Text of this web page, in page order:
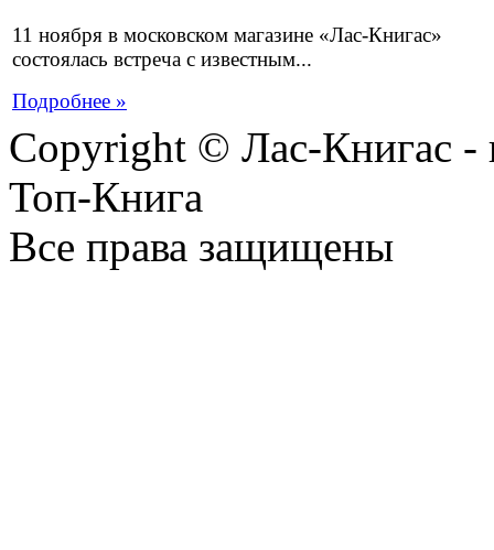
11 ноября в московском магазине «Лас-Книгас»
состоялась встреча с известным...
Подробнее »
Copyright © Лас-Книгас
Топ-Книга
Все права защищены